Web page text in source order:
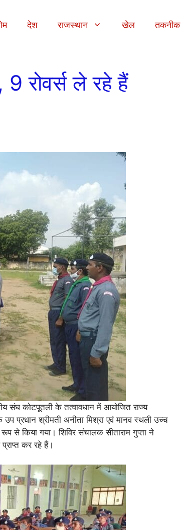
देश राजस्थान खेल तकनीक
रोवर्स ले रहे हैं
संघ कोटपूतली के तत्वावधान में आयोजित राज्य
प्रधान श्रीमती अनीता मिश्रा एवं मानव स्थली उच्च
रूप से किया गया। शिविर संचालक सीताराम गुप्ता ने
प्राप्त कर रहे हैं।